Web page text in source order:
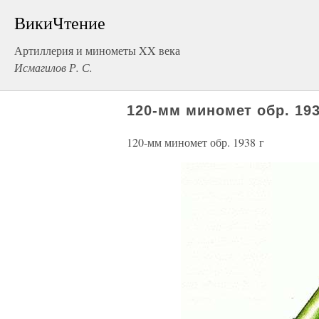
ВикиЧтение
Артиллерия и минометы XX века
Исмагилов Р. С.
120-мм миномет обр.
120-мм миномет обр. 1938 г